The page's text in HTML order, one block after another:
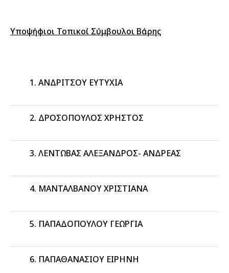
Υποψήφιοι Τοπικοί Σύμβουλοι Βάρης
ΑΝΔΡΙΤΣΟΥ ΕΥΤΥΧΙΑ
ΔΡΟΣΟΠΟΥΛΟΣ ΧΡΗΣΤΟΣ
ΛΕΝΤΩΒΑΣ ΑΛΕΞΑΝΔΡΟΣ- ΑΝΔΡΕΑΣ
ΜΑΝΤΑΛΒΑΝΟΥ ΧΡΙΣΤΙΑΝΑ
ΠΑΠΑΔΟΠΟΥΛΟΥ ΓΕΩΡΓΙΑ
ΠΑΠΑΘΑΝΑΣΙΟΥ ΕΙΡΗΝΗ